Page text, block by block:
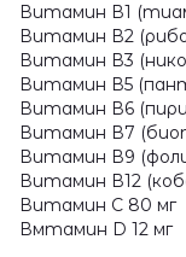
Витамин В1
Витамин В2
Витамин В3
Витамин В5
Витамин В6
Витамин В7
Витамин В9
Витамин В12
Витамин С 80 мг
Вмтамин D 12 мг